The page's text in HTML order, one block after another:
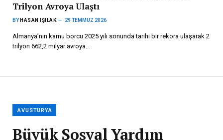
Trilyon Avroya Ulaştı
BY HASAN IŞILAK 29 TEMMUZ 2026
Almanya’nın kamu borcu 2025 yılı sonunda tarihi bir rekora ulaşarak 2
trilyon 662,2 milyar avroya…
AVUSTURYA
Büyük Sosyal Yardım